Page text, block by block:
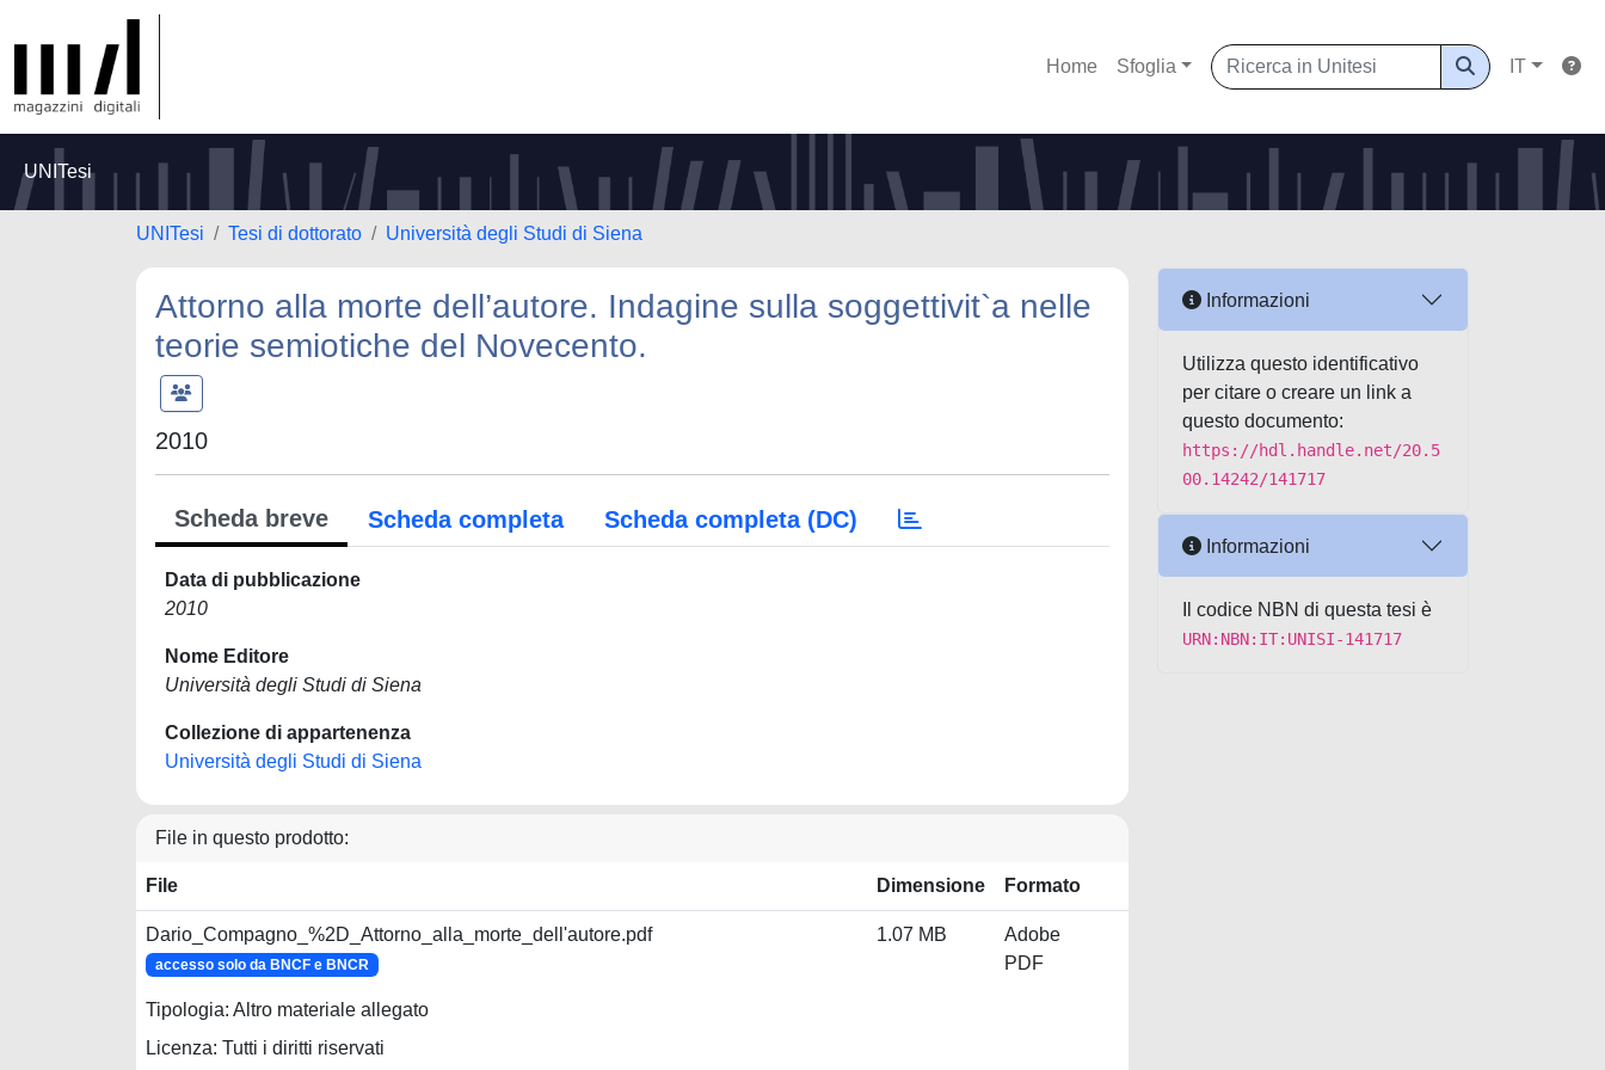
Home Sfoglia IT
UNITesi
UNITesi Tesi di dottorato Università degli Studi di Siena
Attorno alla morte dell’autore. Indagine sulla soggettivit`a nelle
teorie semiotiche del Novecento.
2010
Scheda breve Scheda completa Scheda completa (DC)
Data di pubblicazione
2010
Nome Editore
Università degli Studi di Siena
Collezione di appartenenza
Università degli Studi di Siena
File in questo prodotto:
File Dimensione Formato
Dario_Compagno_%2D_Attorno_alla_morte_dell'autore.pdf
accesso solo da BNCF e BNCR
Tipologia: Altro materiale allegato
Licenza: Tutti i diritti riservati
1.07 MB
Adobe
PDF
Informazioni
Utilizza questo identificativo
per citare o creare un link a
questo documento:
https://hdl.handle.net/20.5
00.14242/141717
Informazioni
Il codice NBN di questa tesi è
URN:NBN:IT:UNISI-141717